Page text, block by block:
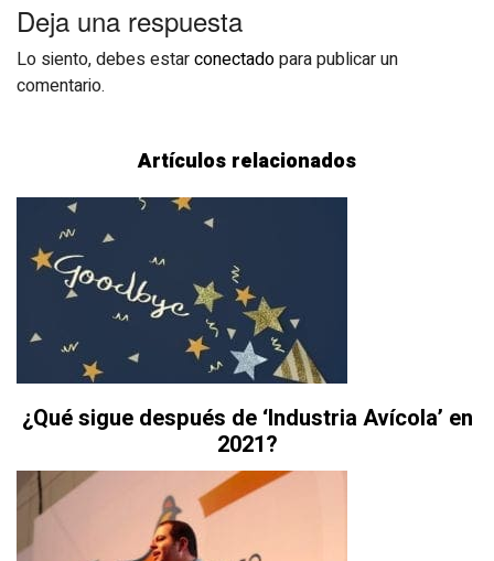
Deja una respuesta
Lo siento, debes estarconectadopara publicar un
comentario.
Artículos relacionados
¿Qué sigue después de ‘Industria Avícola’ en
2021?